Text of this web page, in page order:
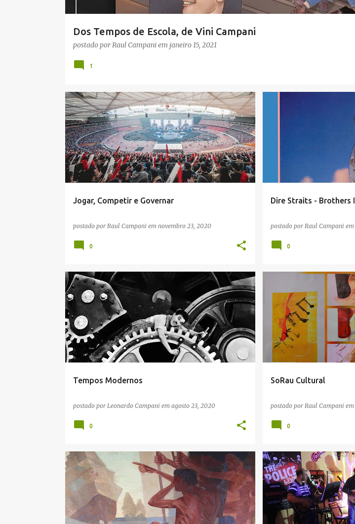
Dos Tempos de Escola, de Vini Campani
postado porRaul Campaniem janeiro 15, 2021
1
Jogar, Competir e Governar
postado por Raul Campani em novembro 23, 2020
CULTURA EDUCAÇÃO JOGOS
0
Dire Straits - Brothers
postado por Raul Campani em
0
Tempos Modernos
postado por Leonardo Campani em agosto 23, 2020
CINEMA CULTURA EDUCAÇÃO HIERARQUIA SOCIAL
HISTÓRIA PENSAMENTO +
POLÍTICA
0
SoRau Cultural
postado por Raul Campani em
FOTOGRAFIA MÚSICA
TEATRO
0
CULTURA ÍNDIOS EVENTOS MÚSICA